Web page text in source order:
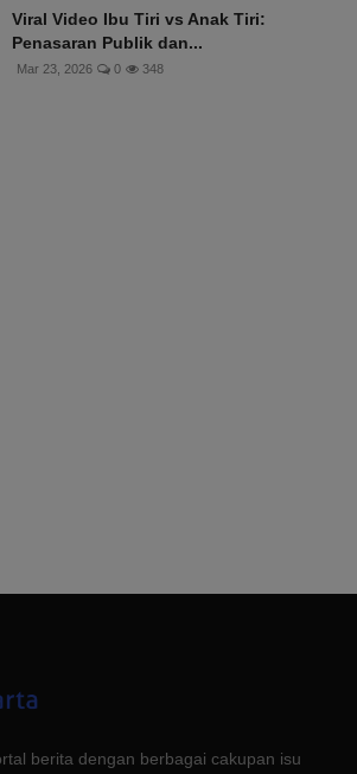
Viral Video Ibu Tiri vs Anak Tiri:
Penasaran Publik dan...
Mar 23, 2026 0 348
berita dengan berbagai cakupan isu